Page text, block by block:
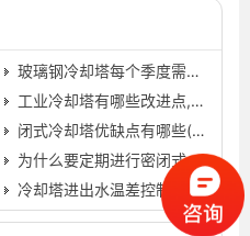
玻璃钢冷却塔每个季度需要如何进行维护,玻璃钢冷却塔厂…
工业冷却塔有哪些改进点,工业冷却塔的作用…
闭式冷却塔优缺点有哪些(封闭式冷却塔有哪些缺点)…
为什么要定期进行密闭式冷却塔清洗,为什么要定期进行产…
冷却塔进出水温差控制标准,冷却塔进出水温差不得超过多…